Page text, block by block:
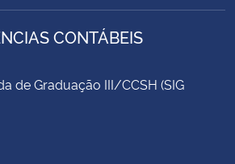
CONTÁBEIS
de Graduação III/CCSH (SIG